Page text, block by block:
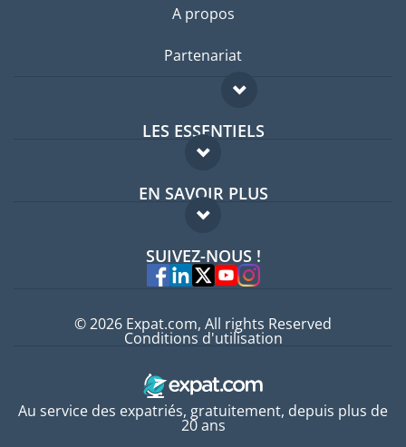
A propos
Partenariat
LES ESSENTIELS
Forum expatriés
Guides pays
EN SAVOIR PLUS
FAQ
Experts
SUIVEZ-NOUS !
Au service des expatriés, gratuitement, depuis plus de
20 ans
© 2026 Expat.com, All rights Reserved
Conditions d'utilisation